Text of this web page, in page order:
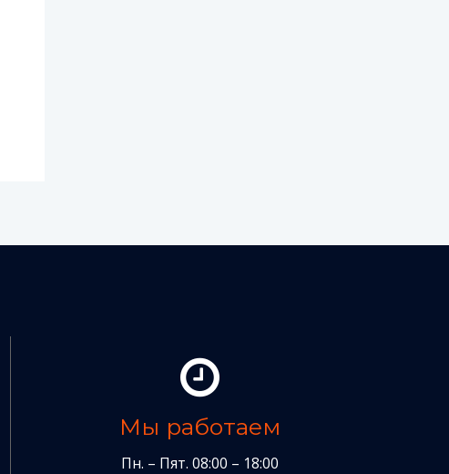
Мы работаем
Пн. – Пят. 08:00 – 18:00